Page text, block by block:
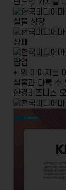
실물 상장
상패
팝업
* 위 이미지는
실물과 다를 수
한경비즈니스